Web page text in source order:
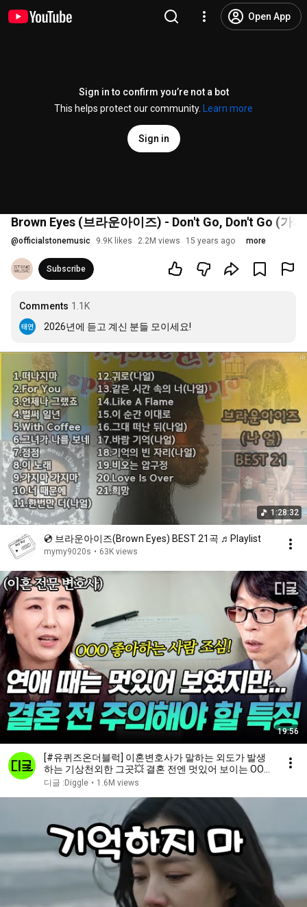
Open App
Sign in to confirm you’re not a bot
This helps protect our community.
Learn more
Sign in
Brown Eyes (브라운아이즈) - Don't Go, Don't Go (가
@officialstonemusic 9.9K likes 2.2M views 15 years ago more
Subscribe
Comments 1.1K
2026년에 듣고 계신 분들 모이세요!
1:28:32
💿 브라운아이즈(Brown Eyes) BEST 21곡 ♬Playlist
mymy9020s • 63K views
19:56
[#유퀴즈온더블럭] 이혼변호사가 말하는 외도가 발생
하는 기상천외한 그곳💥 결혼 전엔 멋있어 보이는 OO있
는 사람을 조심하라❗
디글 :Diggle • 1.6M views